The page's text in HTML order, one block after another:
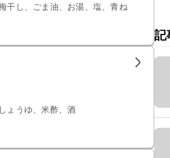
干し、ごま油、お湯、塩、青ね
ょうゆ、米酢、酒
記